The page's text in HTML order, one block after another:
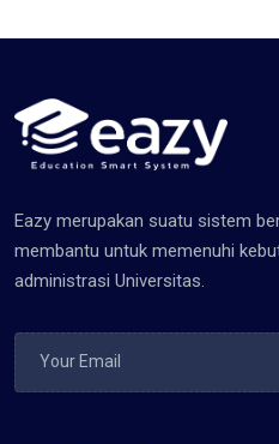
Eazy merupakan suatu sistem
membantu untuk memenuhi
administrasi Universitas.